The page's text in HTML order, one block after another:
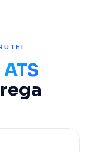
ATS